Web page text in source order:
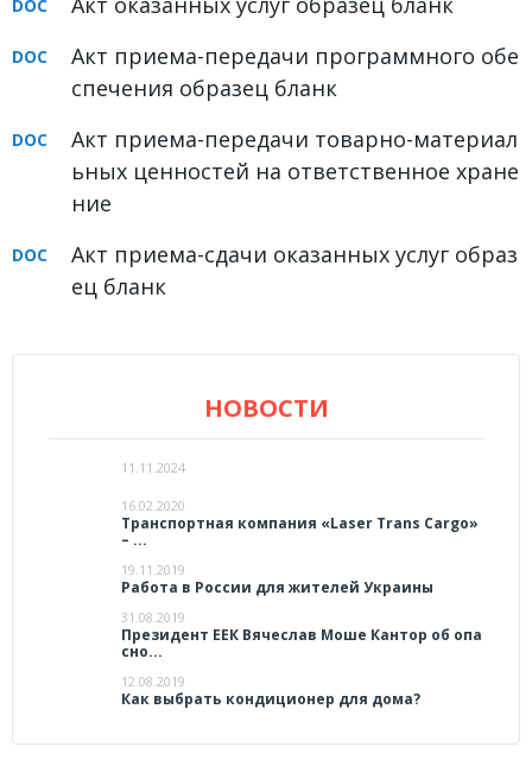
Акт приема-передачи программного обе
спечения образец бланк
Акт приема-передачи товарно-материал
ьных ценностей на ответственное хране
ние
Акт приема-сдачи оказанных услуг образ
ец бланк
НОВОСТИ
11.11.2024
16.02.2020
Транспортная компания «Laser Trans Cargo»
– ...
19.11.2019
Работа в России для жителей Украины
31.08.2019
Президент ЕЕК Вячеслав Моше Кантор об опа
сно...
12.08.2019
Как выбрать кондиционер для дома?